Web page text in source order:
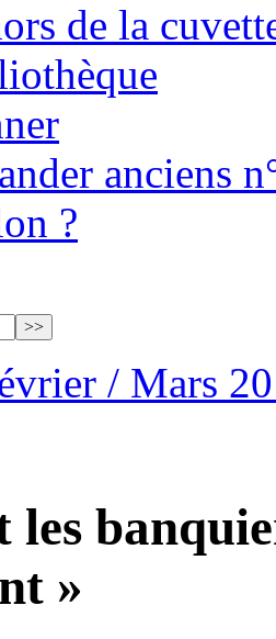
de la
anciens
?
/ Mars
les
»